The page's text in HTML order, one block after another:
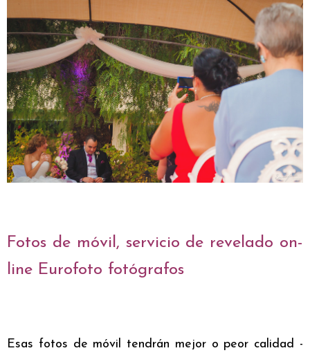
Fotos de móvil, servicio de revelado on-
line Eurofoto fotógrafos
Esas fotos de móvil tendrán mejor o peor calidad -